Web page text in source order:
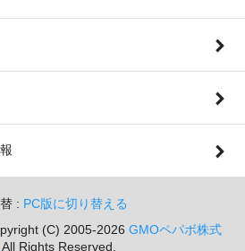
: PC版に切り替える
(C) 2005-2026 GMOペパボ株式
All Rights Reserved.